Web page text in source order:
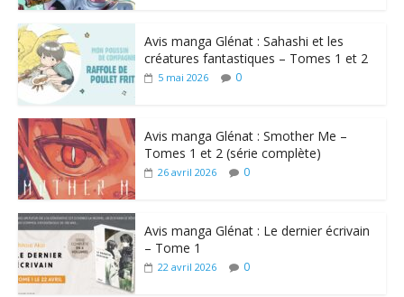
Avis manga Glénat : Sahashi et les
créatures fantastiques – Tomes 1 et 2
5 mai 2026 0
Avis manga Glénat : Smother Me –
Tomes 1 et 2 (série complète)
26 avril 2026 0
Avis manga Glénat : Le dernier écrivain
– Tome 1
22 avril 2026 0